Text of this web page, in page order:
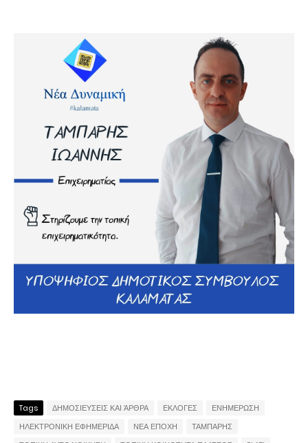
Tags ΔΗΜΟΣΙΕΥΣΕΙΣ ΚΑΙ ΆΡΘΡΑ ΕΚΛΟΓΕΣ
ΕΝΗΜΕΡΩΣΗ
ΗΛΕΚΤΡΟΝΙΚΗ ΕΦΗΜΕΡΙΔΑ
ΝΕΑ ΕΠΟΧΗ
ΤΑΜΠΑΡΗΣ